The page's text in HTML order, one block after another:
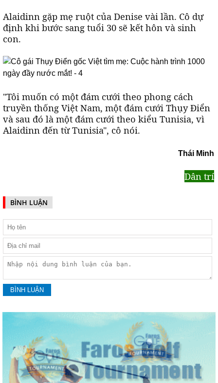
Alaidinn gặp mẹ ruột của Denise vài lần. Cô dự
định khi bước sang tuổi 30 sẽ kết hôn và sinh
con.
"Tôi muốn có một đám cưới theo phong cách
truyền thống Việt Nam, một đám cưới Thụy Điển
và sau đó là một đám cưới theo kiểu Tunisia, vì
Alaidinn đến từ Tunisia", cô nói.
Thái Minh
Dân trí
BÌNH LUẬN